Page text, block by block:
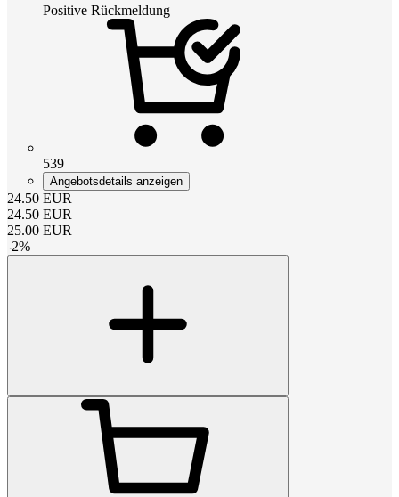
Positive Rückmeldung
539
Angebotsdetails anzeigen
24.50 EUR
24.50 EUR
25.00 EUR
-2%